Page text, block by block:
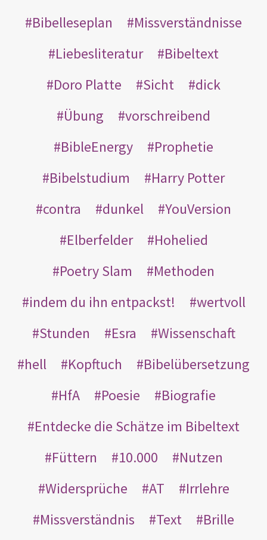
Bibelleseplan
Missverständnisse
Liebesliteratur
Bibeltext
Doro Platte
Sicht
dick
Übung
vorschreibend
BibleEnergy
Prophetie
Bibelstudium
Harry Potter
contra
dunkel
YouVersion
Elberfelder
Hohelied
Poetry Slam
Methoden
indem du ihn entpackst!
wertvoll
Stunden
Esra
Wissenschaft
hell
Kopftuch
Bibelübersetzung
HfA
Poesie
Biografie
Entdecke die Schätze im Bibeltext
Füttern
10.000
Nutzen
Widersprüche
AT
Irrlehre
Missverständnis
Text
Brille